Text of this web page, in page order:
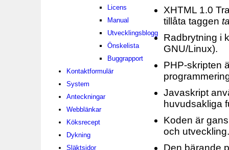
Licens
Manual
Utvecklingsblogg
Önskelista
Buggrapport
Kontaktformulär
System
Anteckningar
Webblänkar
Köksrecept
Dykning
Släktsidor
XHTML 1.0
tillåta taggen
Radbrytning i
GNU/Linux).
PHP-skripten
Javaskript
huvudsakliga
Koden är
och utveckling.
Den bärande